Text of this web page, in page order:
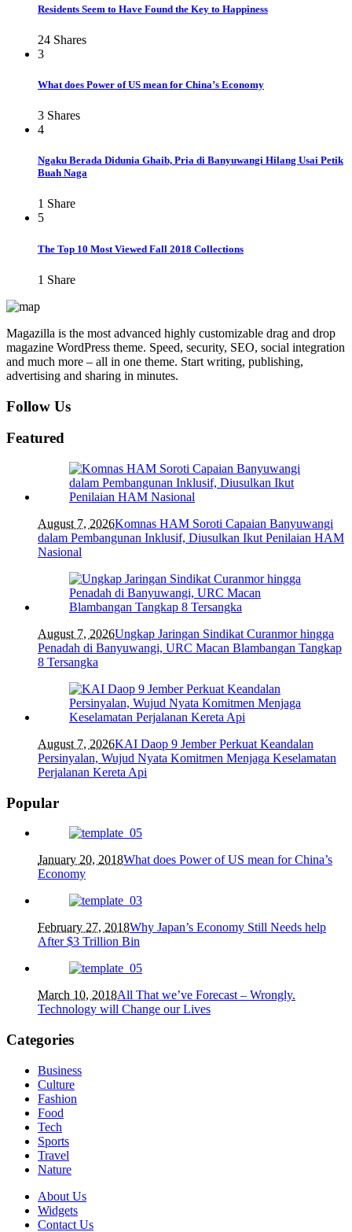
Residents Seem to Have Found the Key to Happiness
24 Shares
3
What does Power of US mean for China’s Economy
3 Shares
4
Ngaku Berada Didunia Ghaib, Pria di Banyuwangi Hilang Usai Petik
Buah Naga
1 Share
5
The Top 10 Most Viewed Fall 2018 Collections
1 Share
Magazilla is the most advanced highly customizable drag and drop
magazine WordPress theme. Speed, security, SEO, social integration
and much more – all in one theme. Start writing, publishing,
advertising and sharing in minutes.
Follow Us
Featured
August 7, 2026Komnas HAM Soroti Capaian Banyuwangi
dalam Pembangunan Inklusif, Diusulkan Ikut Penilaian HAM
Nasional
August 7, 2026Ungkap Jaringan Sindikat Curanmor hingga
Penadah di Banyuwangi, URC Macan Blambangan Tangkap
8 Tersangka
August 7, 2026KAI Daop 9 Jember Perkuat Keandalan
Persinyalan, Wujud Nyata Komitmen Menjaga Keselamatan
Perjalanan Kereta Api
Popular
January 20, 2018What does Power of US mean for China’s
Economy
February 27, 2018Why Japan’s Economy Still Needs help
After $3 Trillion Bin
March 10, 2018All That we’ve Forecast – Wrongly.
Technology will Change our Lives
Categories
Business
Culture
Fashion
Food
Tech
Sports
Travel
Nature
About Us
Widgets
Contact Us